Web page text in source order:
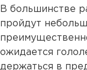
В большинстве
пройдут
ожидается
держаться в